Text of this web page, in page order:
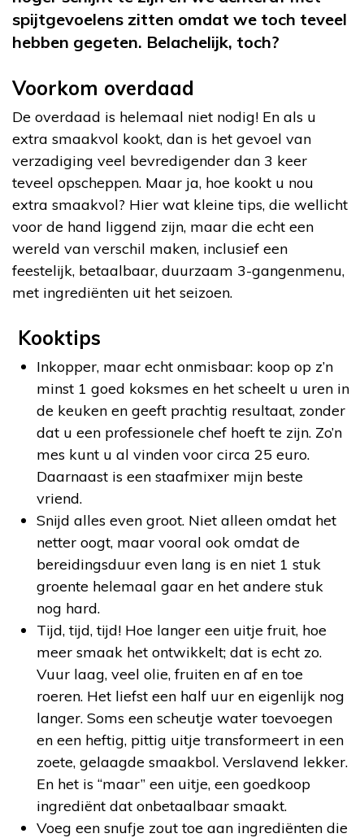
spijtgevoelens zitten omdat we toch teveel
hebben gegeten. Belachelijk, toch?
Voorkom overdaad
De overdaad is helemaal niet nodig! En als u
extra smaakvol kookt, dan is het gevoel van
verzadiging veel bevredigender dan 3 keer
teveel opscheppen. Maar ja, hoe kookt u nou
extra smaakvol? Hier wat kleine tips, die wellicht
voor de hand liggend zijn, maar die echt een
wereld van verschil maken, inclusief een
feestelijk, betaalbaar, duurzaam 3-gangenmenu,
met ingrediënten uit het seizoen.
Kooktips
Inkopper, maar echt onmisbaar: koop op z’n
minst 1 goed koksmes en het scheelt u uren in
de keuken en geeft prachtig resultaat, zonder
dat u een professionele chef hoeft te zijn. Zo’n
mes kunt u al vinden voor circa 25 euro.
Daarnaast is een staafmixer mijn beste
vriend.
Snijd alles even groot. Niet alleen omdat het
netter oogt, maar vooral ook omdat de
bereidingsduur even lang is en niet 1 stuk
groente helemaal gaar en het andere stuk
nog hard.
Tijd, tijd, tijd! Hoe langer een uitje fruit, hoe
meer smaak het ontwikkelt; dat is echt zo.
Vuur laag, veel olie, fruiten en af en toe
roeren. Het liefst een half uur en eigenlijk nog
langer. Soms een scheutje water toevoegen
en een heftig, pittig uitje transformeert in een
zoete, gelaagde smaakbol. Verslavend lekker.
En het is “maar” een uitje, een goedkoop
ingrediënt dat onbetaalbaar smaakt.
Voeg een snufje zout toe aan ingrediënten die